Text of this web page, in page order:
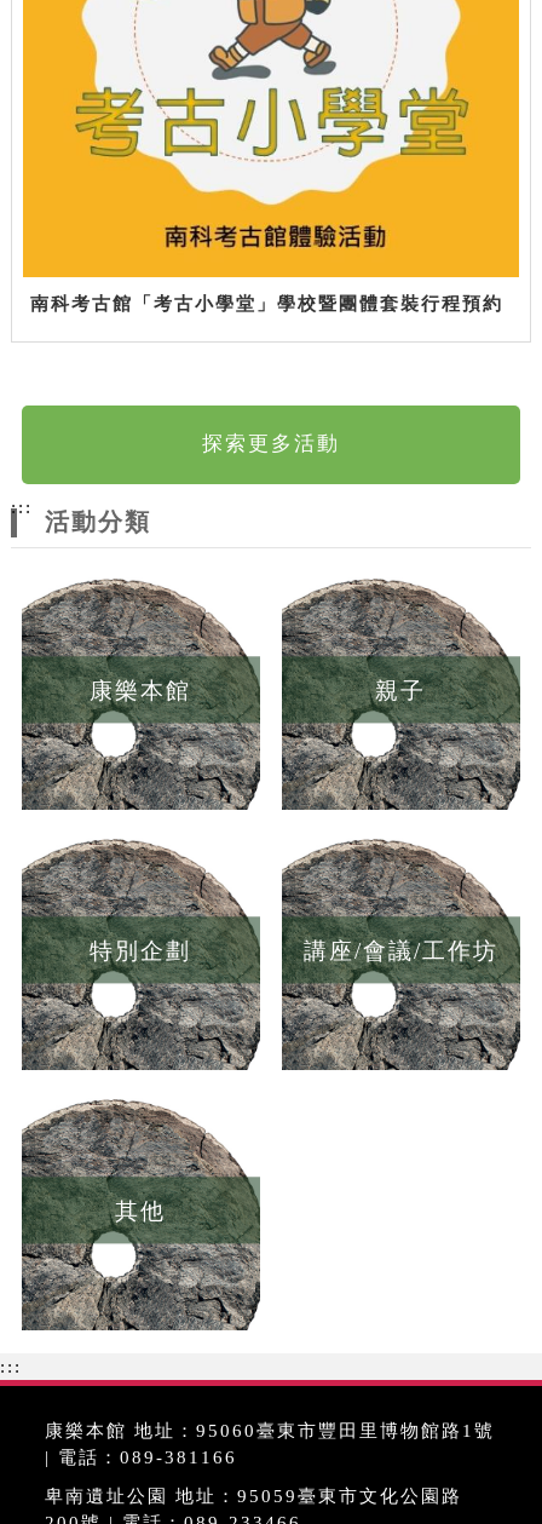
南科考古館「考古小學堂」學校暨團體套裝行程預約
探索更多活動
:::
活動分類
康樂本館 親子
特別企劃 講座/會議/工作坊
其他
:::
康樂本館 地址：95060臺東市豐田里博物館路1號
| 電話：089-381166
卑南遺址公園 地址：95059臺東市文化公園路